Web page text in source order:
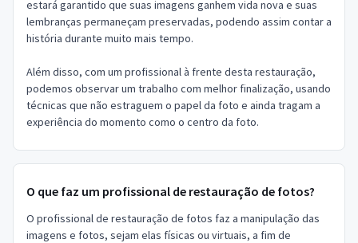
estará garantido que suas imagens ganhem vida nova e suas
lembranças permaneçam preservadas, podendo assim contar a
história durante muito mais tempo.
Além disso, com um profissional à frente desta restauração,
podemos observar um trabalho com melhor finalização, usando
técnicas que não estraguem o papel da foto e ainda tragam a
experiência do momento como o centro da foto.
O que faz um profissional de restauração de fotos?
O profissional de restauração de fotos faz a manipulação das
imagens e fotos, sejam elas físicas ou virtuais, a fim de